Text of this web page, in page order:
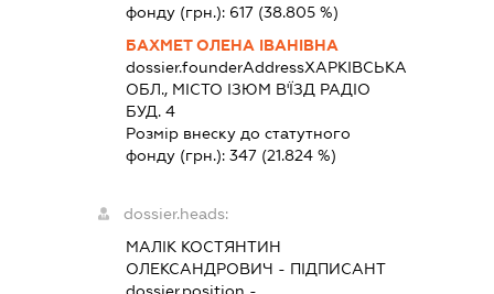
фонду (грн.): 617(38.805 %)
БАХМЕТ ОЛЕНА ІВАНІВНА
dossier.founderAddressХАРКІВСЬКА
ОБЛ., МІСТО ІЗЮМ В'ЇЗД РАДІО
БУД. 4
Розмір внеску до статутного
фонду (грн.): 347(21.824 %)
dossier.heads:
МАЛІК КОСТЯНТИН
ОЛЕКСАНДРОВИЧ - ПІДПИСАНТ
dossier.position -